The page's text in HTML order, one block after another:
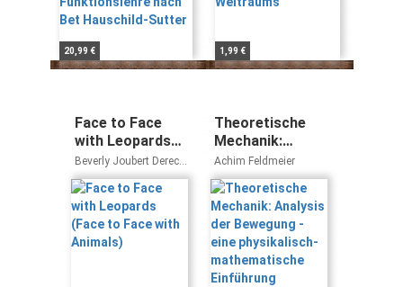
20,99 € 1,99 €
Face to Face
with Leopards
(Face to Face
with Animals)
Beverly Joubert Dereck
Joubert
Theoretische
Mechanik:
Analysis der
Bewegung - eine
physikalisch-
mathematische
Einführung
Achim Feldmeier